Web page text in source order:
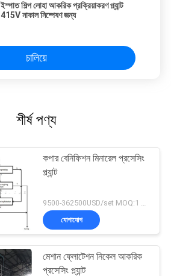
ইস্পাত শিল্প লোহা আকরিক প্রক্রিয়াকরণ প্ল্যান্ট
415V নাকাল নিষ্পেষণ জন্য
চালিয়ে
শীর্ষ পণ্য
কপার বেনিফিশন মিনারেল প্রসেসিং
প্ল্যান্ট
9500-362500USD/set MOQ:1 সেট
যোগাযোগ
মেশান ফ্লোটেশন নিকেল আকরিক
প্রসেসিং প্ল্যান্ট